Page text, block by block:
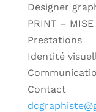
Designer
PRINT –
Prestations
Identité
Contact